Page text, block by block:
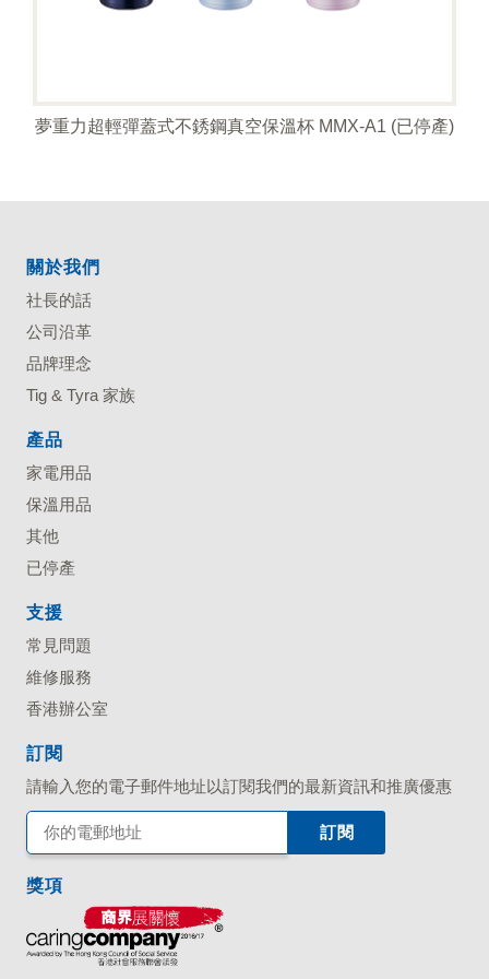
夢重力超輕彈蓋式不銹鋼真空保溫杯 MMX-A1 (已停產)
關於我們
社長的話
公司沿革
品牌理念
Tig & Tyra 家族
產品
家電用品
保溫用品
其他
已停產
支援
常見問題
維修服務
香港辦公室
訂閱
請輸入您的電子郵件地址以訂閱我們的最新資訊和推廣優惠
獎項